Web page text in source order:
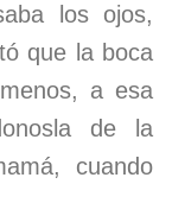
los ojos,
que la boca
a esa
de la
cuando